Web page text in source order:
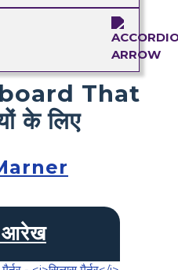
That
के लिए
आरेख